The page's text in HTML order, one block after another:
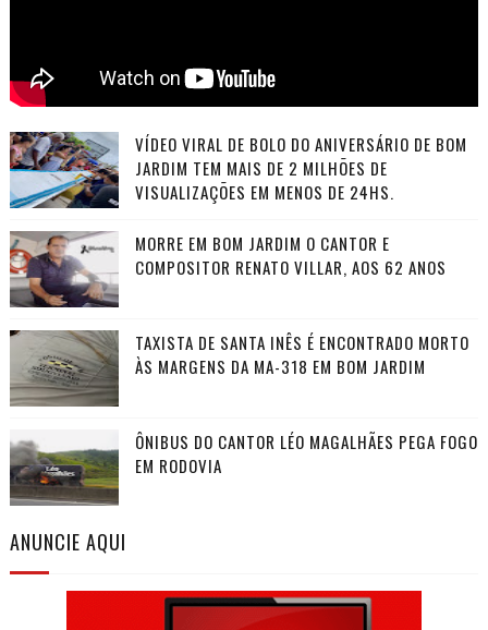
VÍDEO VIRAL DE BOLO DO ANIVERSÁRIO DE BOM
JARDIM TEM MAIS DE 2 MILHÕES DE
VISUALIZAÇÕES EM MENOS DE 24HS.
MORRE EM BOM JARDIM O CANTOR E
COMPOSITOR RENATO VILLAR, AOS 62 ANOS
TAXISTA DE SANTA INÊS É ENCONTRADO MORTO
ÀS MARGENS DA MA-318 EM BOM JARDIM
ÔNIBUS DO CANTOR LÉO MAGALHÃES PEGA FOGO
EM RODOVIA
ANUNCIE AQUI